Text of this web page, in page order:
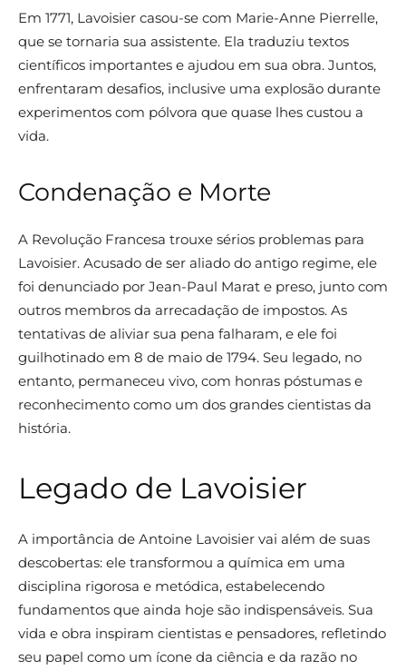
Em 1771, Lavoisier casou-se com Marie-Anne Pierrelle,
que se tornaria sua assistente. Ela traduziu textos
científicos importantes e ajudou em sua obra. Juntos,
enfrentaram desafios, inclusive uma explosão durante
experimentos com pólvora que quase lhes custou a
vida.
Condenação e Morte
A Revolução Francesa trouxe sérios problemas para
Lavoisier. Acusado de ser aliado do antigo regime, ele
foi denunciado por Jean-Paul Marat e preso, junto com
outros membros da arrecadação de impostos. As
tentativas de aliviar sua pena falharam, e ele foi
guilhotinado em 8 de maio de 1794. Seu legado, no
entanto, permaneceu vivo, com honras póstumas e
reconhecimento como um dos grandes cientistas da
história.
Legado de Lavoisier
A importância de Antoine Lavoisier vai além de suas
descobertas: ele transformou a química em uma
disciplina rigorosa e metódica, estabelecendo
fundamentos que ainda hoje são indispensáveis. Sua
vida e obra inspiram cientistas e pensadores, refletindo
seu papel como um ícone da ciência e da razão no